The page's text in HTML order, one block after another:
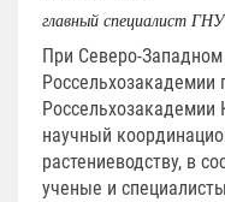
главный специалист
При Северо-
Россельхозакадемии
научный
растениеводству, в
ученые и